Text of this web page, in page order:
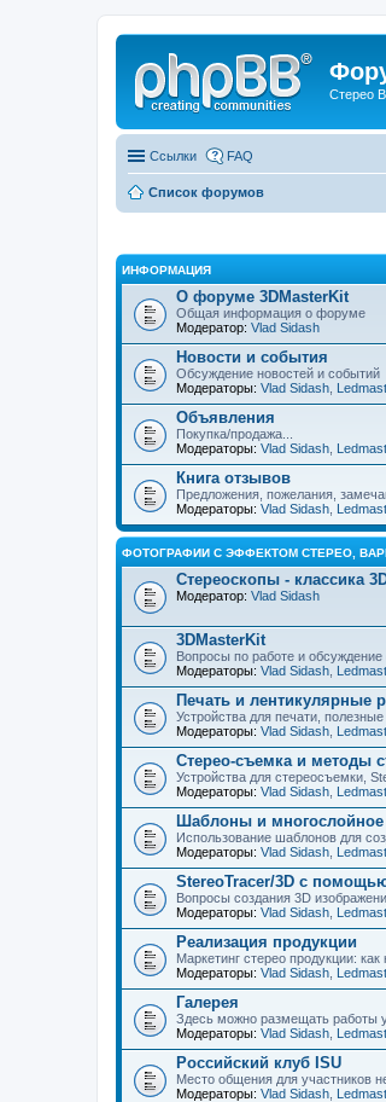
Стерео
Ссылки FAQ
Список форумов
ИНФОРМАЦИЯ
О форуме 3DMasterKit
Общая информация о форуме
Модератор: Vlad Sidash
Новости и события
Обсуждение новостей и событий
Модераторы: Vlad Sidash
Объявления
Покупка/продажа...
Модераторы: Vlad Sidash
Книга отзывов
Предложения, пожелания,
Модераторы: Vlad Sidash
ФОТОГРАФИИ С ЭФФЕКТОМ СТЕРЕО,
Стереоскопы - классика
Модератор: Vlad Sidash
3DMasterKit
Вопросы по работе и
Модераторы: Vlad Sidash
Печать и лентикулярные
Устройства для печати,
Модераторы: Vlad Sidash
Стерео-съемка и методы
Устройства для стереосъемки,
Модераторы: Vlad Sidash
Шаблоны и многослойное
Использование шаблонов для
Модераторы: Vlad Sidash
StereoTracer/3D с
Вопросы создания 3D
Модераторы: Vlad Sidash
Реализация продукции
Маркетинг стерео продукции:
Модераторы: Vlad Sidash
Галерея
Здесь можно размещать работы
Модераторы: Vlad Sidash
Российский клуб ISU
Место общения для участников
Модераторы: Vlad Sidash